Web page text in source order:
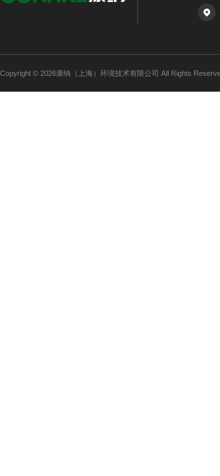
Copyright © 2026康纳（上海）环境技术有限公司 All Rights